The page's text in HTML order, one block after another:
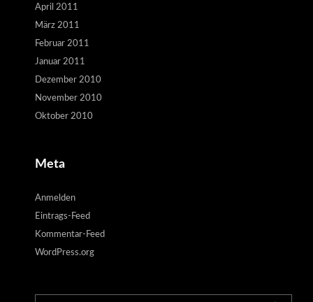
April 2011
März 2011
Februar 2011
Januar 2011
Dezember 2010
November 2010
Oktober 2010
Meta
Anmelden
Eintrags-Feed
Kommentar-Feed
WordPress.org